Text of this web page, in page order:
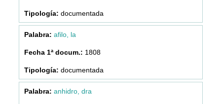
documentada
afilo, la
1808
documentada
anhidro, dra